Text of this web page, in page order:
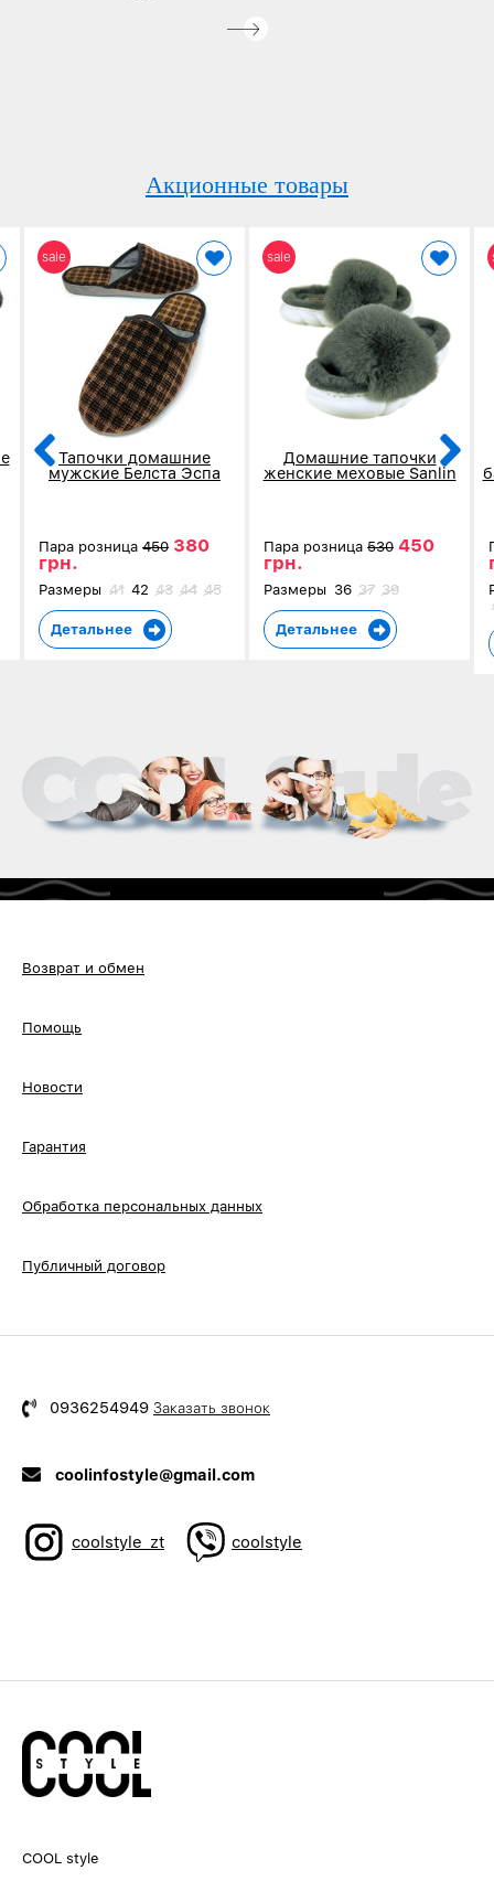
Акционные товары
Тапочки домашние
мужские Белста Эспа
коричневые в клетку 4002
Пара розница 450 380
грн.
Размеры 41 42 43 44 45
Детальнее
sale
Домашние тапочки
женские меховые Sanlin
Пара розница 530 450
грн.
Размеры 36 37 39
Детальнее
sale
Возврат и обмен
Помощь
Новости
Гарантия
Обработка персональных данных
Публичный договор
0936254949 Заказать звонок
coolinfostyle@gmail.com
coolstyle_zt coolstyle
COOL style